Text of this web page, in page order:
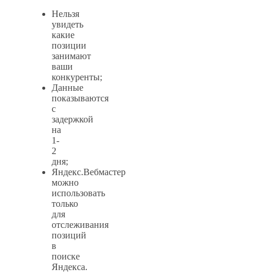
Нельзя
увидеть
какие
позиции
занимают
ваши
конкуренты;
Данные
показываются
с
задержкой
на
1-
2
дня;
Яндекс.Вебмастер
можно
использовать
только
для
отслеживания
позиций
в
поиске
Яндекса.